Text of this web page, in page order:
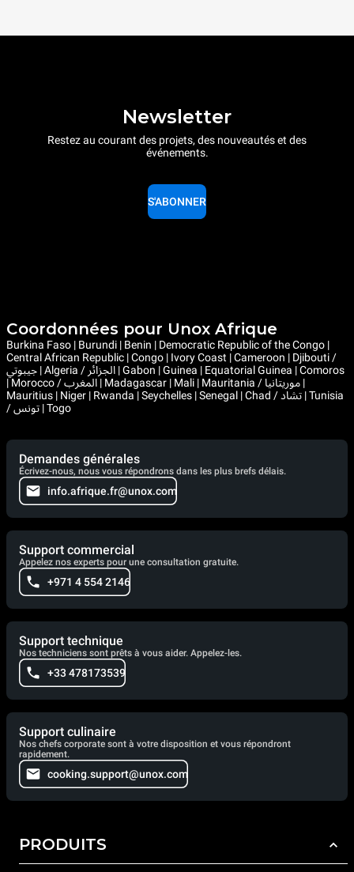
Newsletter
Restez au courant des projets, des nouveautés et des
événements.
S'ABONNER
Coordonnées pour Unox Afrique
Burkina Faso | Burundi | Benin | Democratic Republic of the Congo |
Central African Republic | Congo | Ivory Coast | Cameroon | Djibouti /
جيبوتي | Algeria / الجزائر | Gabon | Guinea | Equatorial Guinea | Comoros
| Morocco / المغرب | Madagascar | Mali | Mauritania / موريتانيا |
Mauritius | Niger | Rwanda | Seychelles | Senegal | Chad / تشاد | Tunisia
/ تونس | Togo
Demandes générales
Écrivez-nous, nous vous répondrons dans les plus brefs délais.
info.afrique.fr@unox.com
Support commercial
Appelez nos experts pour une consultation gratuite.
+971 4 554 2146
Support technique
Nos techniciens sont prêts à vous aider. Appelez-les.
+33 478173539
Support culinaire
Nos chefs corporate sont à votre disposition et vous répondront
rapidement.
cooking.support@unox.com
PRODUITS